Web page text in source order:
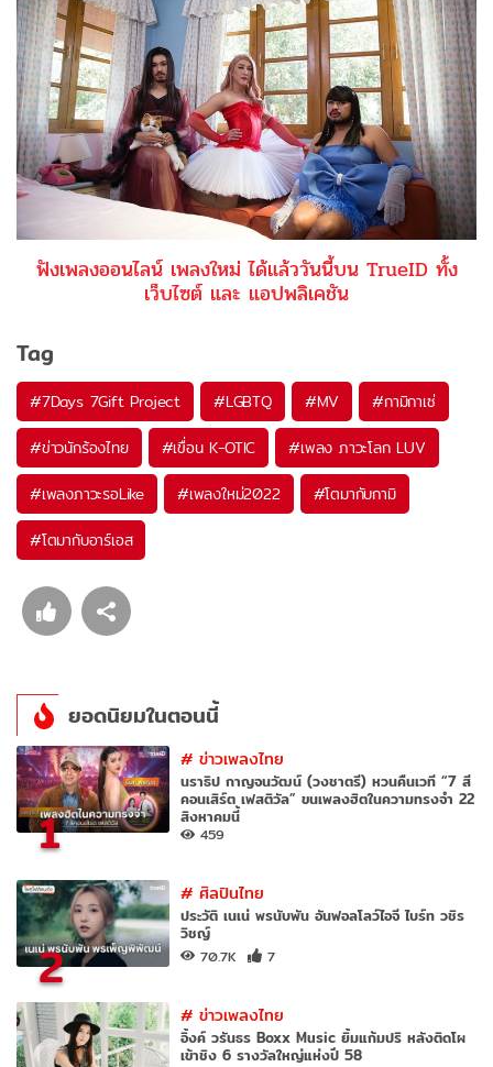
ฟังเพลงออนไลน์ เพลงใหม่ ได้แล้ววันนี้บน TrueID ทั้ง
เว็บไซต์ และ แอปพลิเคชัน
Tag
#7Days 7Gift Project #LGBTQ #MV #กามิกาเซ่
#ข่าวนักร้องไทย #เขื่อน K-OTIC #เพลง ภาวะโลก LUV
#เพลงภาวะรอLike #เพลงใหม่2022 #โตมากับกามิ
#โตมากับอาร์เอส
ยอดนิยมในตอนนี้
1
#ข่าวเพลงไทย
นราธิป กาญจนวัฒน์ (วงชาตรี) หวนคืนเวที “7 สี
คอนเสิร์ต เฟสติวัล” ขนเพลงฮิตในความทรงจำ 22
สิงหาคมนี้
459
2
#ศิลปินไทย
ประวัติ เนเน่ พรนับพัน อันฟอลโลว์ไอจี ไบร์ท วชิร
วิชญ์
70.7K 7
#ข่าวเพลงไทย
อิ้งค์ วรันธร Boxx Music ยิ้มแก้มปริ หลังติดโผ
เข้าชิง 6 รางวัลใหญ่แห่งปี 58